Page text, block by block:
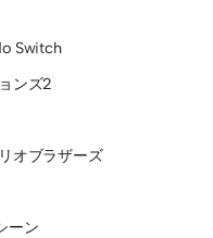
Switch
ンズ2
オブラザーズ
ーン